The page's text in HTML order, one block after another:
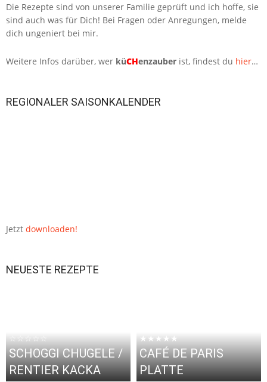
Die Rezepte sind von unserer Familie geprüft und ich hoffe, sie
sind auch was für Dich! Bei Fragen oder Anregungen, melde
dich ungeniert bei mir.
Weitere Infos darüber, wer küCHenzauber ist, findest du hier…
REGIONALER SAISONKALENDER
Jetzt downloaden!
NEUESTE REZEPTE
☆☆☆☆☆
SCHOGGI CHUGELE /
RENTIER KACKA
★★★★★
CAFÉ DE PARIS
PLATTE